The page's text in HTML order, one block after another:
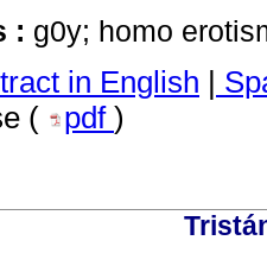
: g0y; homo
in English |
(
pdf )